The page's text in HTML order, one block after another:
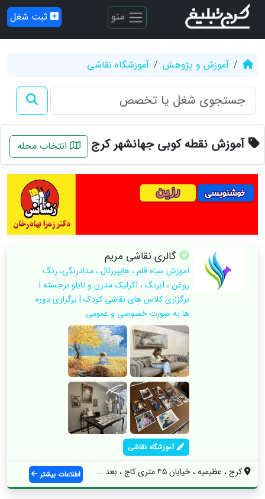
منو ثبت شغل
آموزش و پژوهش آموزشگاه نقاشی
آموزش نقطه کوبی جهانشهر کرج انتخاب محله
گالری نقاشی مریم
آموزش سیاه قلم ، هایپررئال ، مدادرنگی، رنگ
روغن ، آبرنگ ، آکرلیک مدرن و تابلو برجسته |
برگزاری کلاس های نقاشی کودک | برگزاری دوره
ها به صورت خصوصی و عمومی
آموزشگاه نقاشی
کرج ، عظیمیه ، خیابان ۴۵ متری کاج ، بعد ... اطلاعات بیشتر